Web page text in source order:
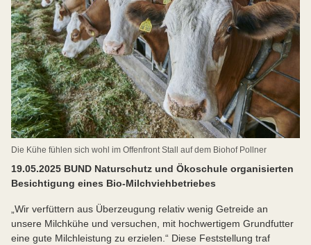
Die Kühe fühlen sich wohl im Offenfront Stall auf dem Biohof Pollner
19.05.2025 BUND Naturschutz und Ökoschule organisierten
Besichtigung eines Bio-Milchviehbetriebes
„Wir verfüttern aus Überzeugung relativ wenig Getreide an
unsere Milchkühe und versuchen, mit hochwertigem Grundfutter
eine gute Milchleistung zu erzielen.“ Diese Feststellung traf